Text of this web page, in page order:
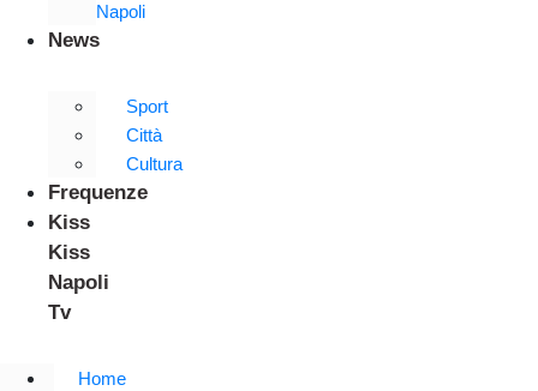
Napoli
News
Sport
Città
Cultura
Frequenze
Kiss
Kiss
Napoli
Tv
Home